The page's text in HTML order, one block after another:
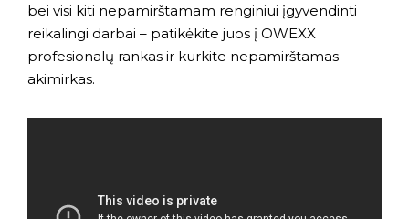
bei visi kiti nepamirštamam renginiui įgyvendinti
reikalingi darbai – patikėkite juos į OWEXX
profesionalų rankas ir kurkite nepamirštamas
akimirkas.